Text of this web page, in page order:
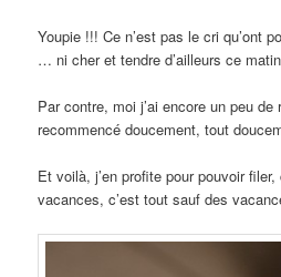
Youpie !!! Ce n’est pas le cri qu’ont
… ni cher et tendre d’ailleurs ce
Par contre, moi j’ai encore un peu de
recommencé doucement, tout
Et voilà, j’en profite pour pouvoir
vacances, c’est tout sauf des